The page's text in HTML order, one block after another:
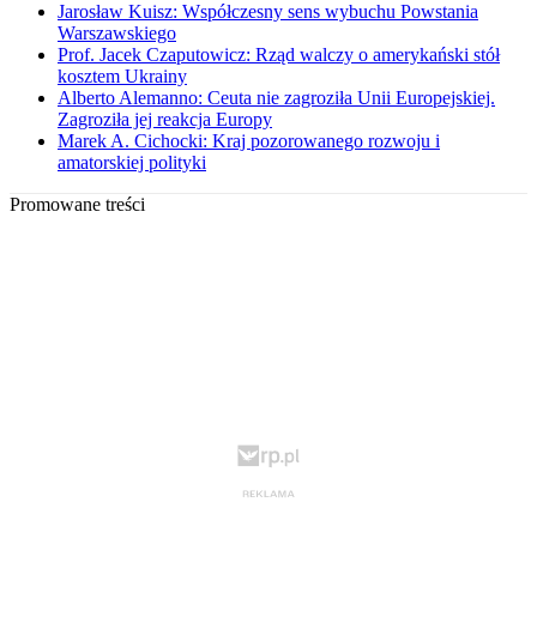
Jarosław Kuisz: Współczesny sens wybuchu Powstania
Warszawskiego
Prof. Jacek Czaputowicz: Rząd walczy o amerykański stół
kosztem Ukrainy
Alberto Alemanno: Ceuta nie zagroziła Unii Europejskiej.
Zagroziła jej reakcja Europy
Marek A. Cichocki: Kraj pozorowanego rozwoju i
amatorskiej polityki
Promowane treści